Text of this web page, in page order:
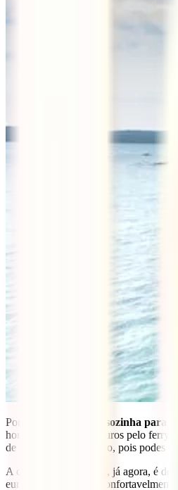
Por outro lado, viajar sozinha para
horas ou cerca de 20 euros pelo ferry
de gastar muito dinheiro, pois podes
A comida khmer – que, já agora, é
euros poderás comer